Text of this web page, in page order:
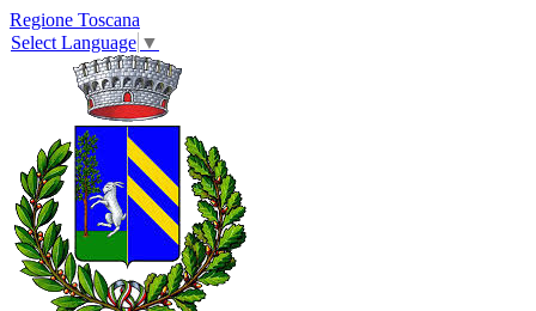
Regione Toscana
Select Language ▼